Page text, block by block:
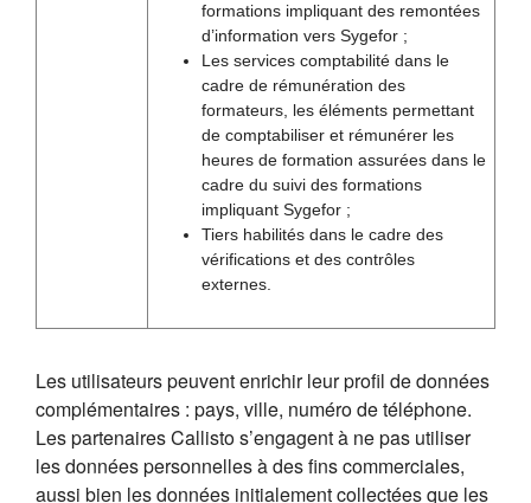
formations impliquant des remontées
d’information vers Sygefor ;
Les services comptabilité dans le
cadre de rémunération des
formateurs, les éléments permettant
de comptabiliser et rémunérer les
heures de formation assurées dans le
cadre du suivi des formations
impliquant Sygefor ;
Tiers habilités dans le cadre des
vérifications et des contrôles
externes.
Les utilisateurs peuvent enrichir leur profil de données
complémentaires : pays, ville, numéro de téléphone.
Les partenaires Callisto s’engagent à ne pas utiliser
les données personnelles à des fins commerciales,
aussi bien les données initialement collectées que les